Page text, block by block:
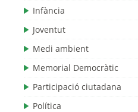
Infància
Joventut
Medi ambient
Memorial Democràtic
Participació ciutadana
Política